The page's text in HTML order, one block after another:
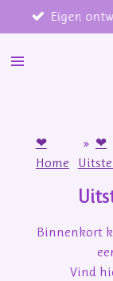
direct
naar
Eigen
❤
Home
» ❤
Binnenkort
Vind